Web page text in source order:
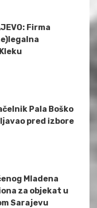
Firma
Pala Boško
pred izbore
Mladena
za objekat u
Sarajevu